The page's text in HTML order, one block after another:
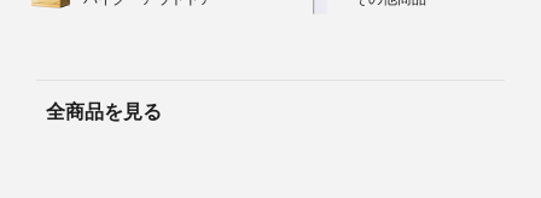
全商品を見る